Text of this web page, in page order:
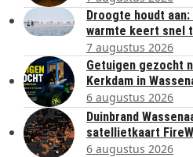
Droogte houdt
warmte keert snel
7 augustus 2026
Getuigen gezocht
Kerkdam in
6 augustus 2026
Duinbrand
satellietkaart
6 augustus 2026